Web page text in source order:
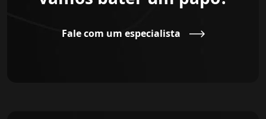
Fale com um especialista